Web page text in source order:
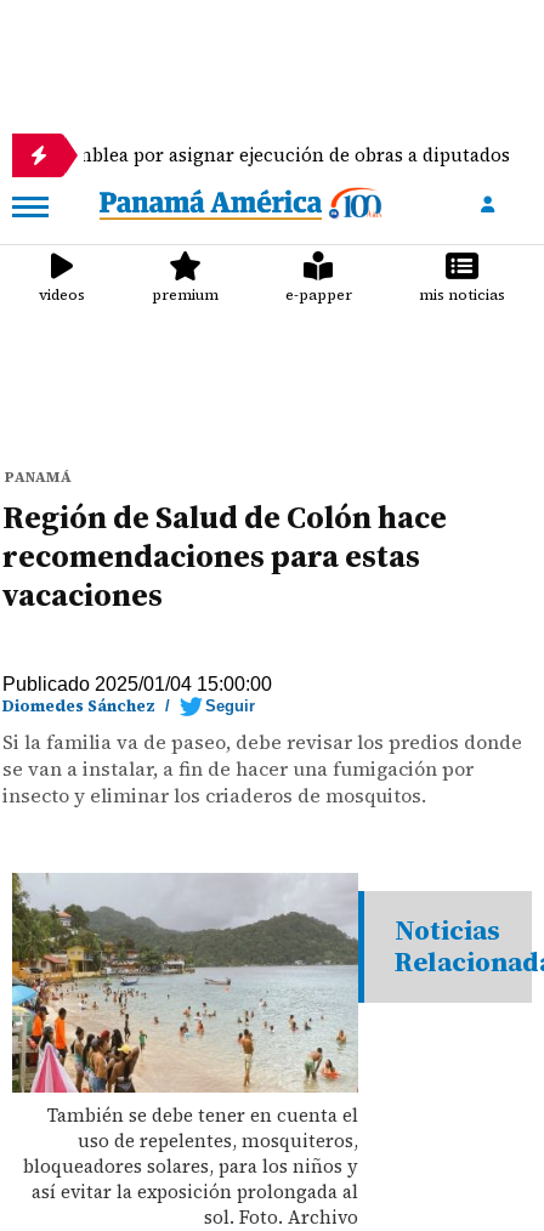
por asignar ejecución de obras a diputados
videos premium e-papper mis noticias
PANAMÁ
Región de Salud de Colón hace
recomendaciones para estas
vacaciones
Publicado 2025/01/04 15:00:00
Diomedes Sánchez / Seguir
Si la familia va de paseo, debe revisar los predios donde
se van a instalar, a fin de hacer una fumigación por
insecto y eliminar los criaderos de mosquitos.
También se debe tener en cuenta el
uso de repelentes, mosquiteros,
bloqueadores solares, para los niños y
así evitar la exposición prolongada al
sol. Foto. Archivo
Noticias